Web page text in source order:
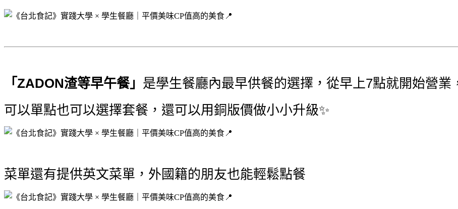
「ZADON渣等早午餐」 是學生餐廳內最早供餐的選擇，從早上7點就開始營業
可以單點也可以選擇套餐，還可以用銅版價做小小升級✨
菜單還有提供英文菜單，外國籍的朋友也能輕鬆點餐